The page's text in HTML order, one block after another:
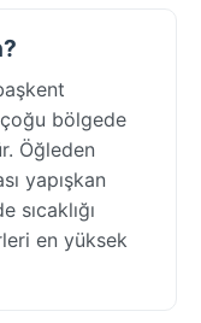
bölgede
Öğleden
yapışkan
sıcaklığı
en yüksek